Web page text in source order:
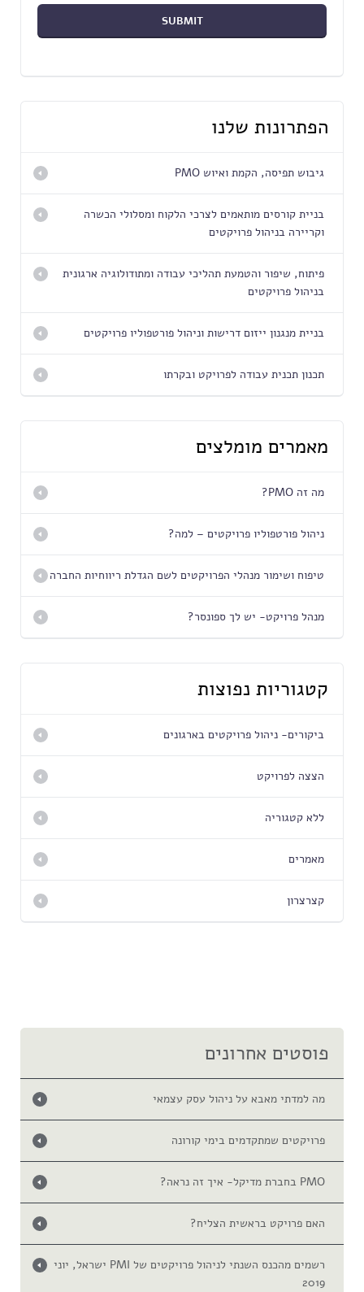
הפתרונות שלנו
גיבוש תפיסה, הקמת ואיוש PMO
בניית קורסים מותאמים לצרכי הלקוח ומסלולי הכשרה
וקריירה בניהול פרויקטים
פיתוח, שיפור והטמעת תהליכי עבודה ומתודולוגיה ארגונית
בניהול פרויקטים
בניית מנגנון ייזום דרישות וניהול פורטפוליו פרויקטים
תכנון תכנית עבודה לפרויקט ובקרתו
מאמרים מומלצים
מה זה PMO?
ניהול פורטפוליו פרויקטים – למה?
טיפוח ושימור מנהלי הפרויקטים לשם הגדלת ריווחיות החברה
מנהל פרויקט- יש לך ספונסר?
קטגוריות נפוצות
ביקורים- ניהול פרויקטים בארגונים
הצצה לפרויקט
ללא קטגוריה
מאמרים
קצרצרון
פוסטים אחרונים
מה למדתי מאבא על ניהול עסק עצמאי
פרויקטים שמתקדמים בימי קורונה
PMO בחברת מדיקל- איך זה נראה?
האם פרויקט בראשית הצליח?
רשמים מהכנס השנתי לניהול פרויקטים של PMI ישראל, יוני
2019